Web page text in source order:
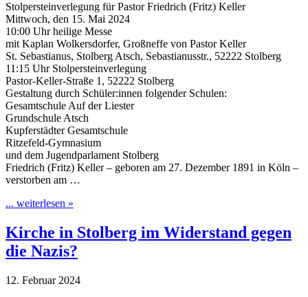
Stolpersteinverlegung für Pastor Friedrich (Fritz) Keller
Mittwoch, den 15. Mai 2024
10:00 Uhr heilige Messe
mit Kaplan Wolkersdorfer, Großneffe von Pastor Keller
St. Sebastianus, Stolberg Atsch, Sebastianusstr., 52222 Stolberg
11:15 Uhr Stolpersteinverlegung
Pastor-Keller-Straße 1, 52222 Stolberg
Gestaltung durch Schüler:innen folgender Schulen:
Gesamtschule Auf der Liester
Grundschule Atsch
Kupferstädter Gesamtschule
Ritzefeld-Gymnasium
und dem Jugendparlament Stolberg
Friedrich (Fritz) Keller – geboren am 27. Dezember 1891 in Köln –
verstorben am …
... weiterlesen »
Kirche in Stolberg im Widerstand gegen
die Nazis?
12. Februar 2024